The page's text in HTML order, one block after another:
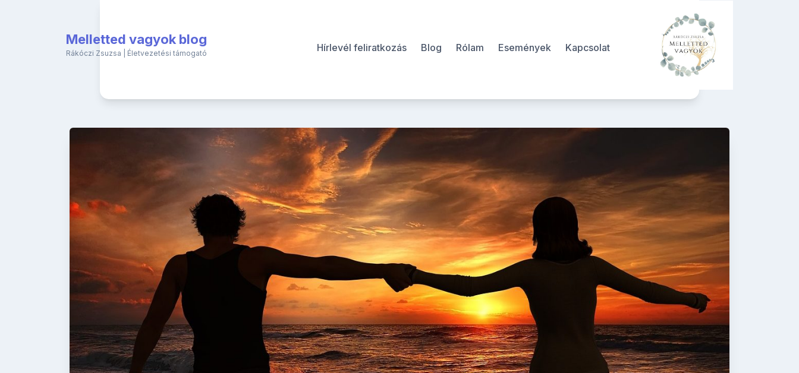
Melletted vagyok blog
Rákóczi Zsuzsa | Életvezetési támogató Hírlevél feliratkozás Blog Rólam Események Kapcsolat